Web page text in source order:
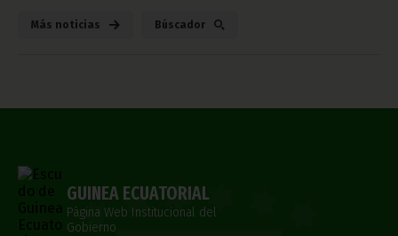
Más noticias Búscador
GUINEA ECUATORIAL
Página Web Institucional del
Gobierno